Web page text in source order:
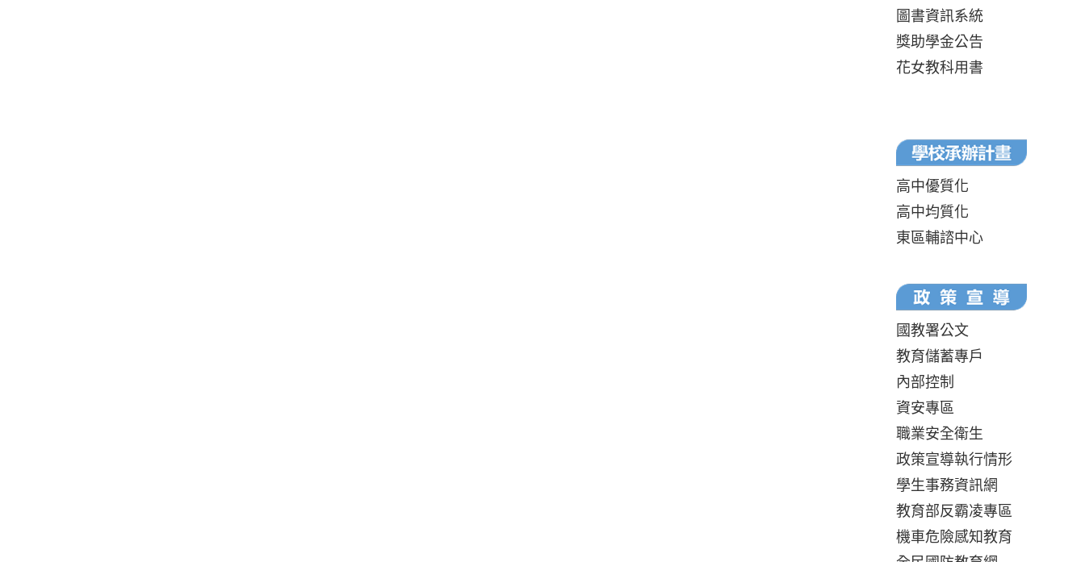
圖書資訊系統
獎助學金公告
花女教科用書
高中優質化
高中均質化
東區輔諮中心
國教署公文
教育儲蓄專戶
內部控制
資安專區
職業安全衛生
政策宣導執行情形
學生事務資訊網
教育部反霸凌專區
機車危險感知教育